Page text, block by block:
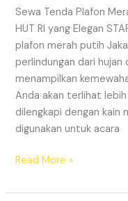
Sewa Tenda Plafon
HUT RI yang Elegan
plafon merah putih
perlindungan dari
menampilkan
Anda akan terlihat
dilengkapi dengan kain
digunakan untuk acara
SEWA
PLAFON
Read More »